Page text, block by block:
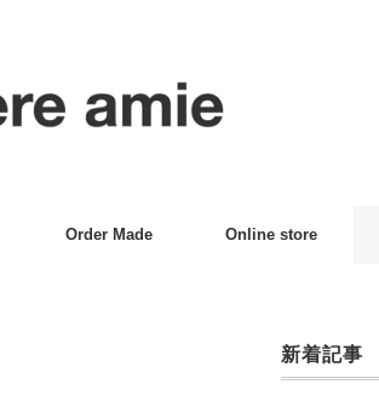
Order Made Online store
新着記事